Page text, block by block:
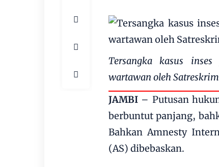
Tersangka kasus
wartawan oleh
JAMBI– Putusan
berbuntut panjang,
Bahkan Amnesty
(AS) dibebaskan.